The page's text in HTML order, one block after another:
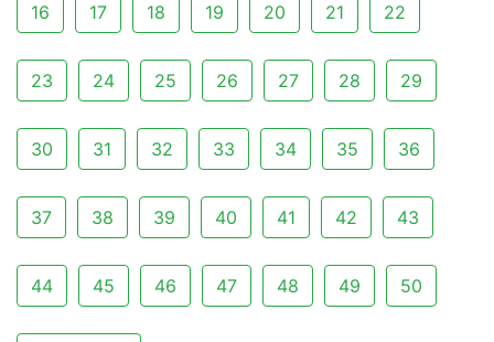
16 17 18 19 20 21 22
23 24 25 26 27 28 29
30 31 32 33 34 35 36
37 38 39 40 41 42 43
44 45 46 47 48 49 50